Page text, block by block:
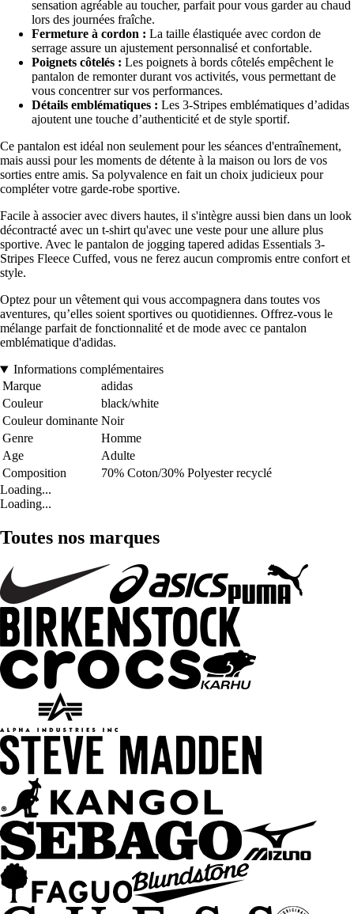
sensation agréable au toucher, parfait pour vous garder au chaud
lors des journées fraîche.
Fermeture à cordon : La taille élastiquée avec cordon de
serrage assure un ajustement personnalisé et confortable.
Poignets côtelés : Les poignets à bords côtelés empêchent le
pantalon de remonter durant vos activités, vous permettant de
vous concentrer sur vos performances.
Détails emblématiques : Les 3-Stripes emblématiques d’adidas
ajoutent une touche d’authenticité et de style sportif.
Ce pantalon est idéal non seulement pour les séances d'entraînement,
mais aussi pour les moments de détente à la maison ou lors de vos
sorties entre amis. Sa polyvalence en fait un choix judicieux pour
compléter votre garde-robe sportive.
Facile à associer avec divers hautes, il s'intègre aussi bien dans un look
décontracté avec un t-shirt qu'avec une veste pour une allure plus
sportive. Avec le pantalon de jogging tapered adidas Essentials 3-
Stripes Fleece Cuffed, vous ne ferez aucun compromis entre confort et
style.
Optez pour un vêtement qui vous accompagnera dans toutes vos
aventures, qu’elles soient sportives ou quotidiennes. Offrez-vous le
mélange parfait de fonctionnalité et de mode avec ce pantalon
emblématique d'adidas.
Informations complémentaires
Marque
adidas
Couleur
black/white
Couleur dominante Noir
Genre
Homme
Age
Adulte
Composition
70% Coton/30% Polyester recyclé
Loading...
Loading...
Toutes nos marques